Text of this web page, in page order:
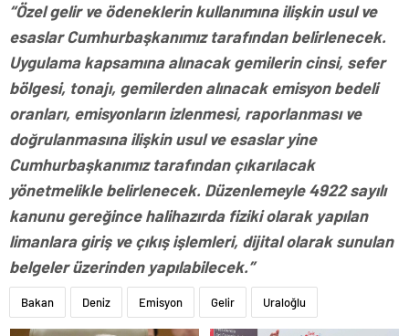
“Özel gelir ve ödeneklerin kullanımına ilişkin usul ve
esaslar Cumhurbaşkanımız tarafından belirlenecek.
Uygulama kapsamına alınacak gemilerin cinsi, sefer
bölgesi, tonajı, gemilerden alınacak emisyon bedeli
oranları, emisyonların izlenmesi, raporlanması ve
doğrulanmasına ilişkin usul ve esaslar yine
Cumhurbaşkanımız tarafından çıkarılacak
yönetmelikle belirlenecek. Düzenlemeyle 4922 sayılı
kanunu gereğince halihazırda fiziki olarak yapılan
limanlara giriş ve çıkış işlemleri, dijital olarak sunulan
belgeler üzerinden yapılabilecek.”
Bakan Deniz Emisyon Gelir Uraloğlu